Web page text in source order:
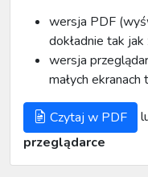
wersja PDF
dokładnie tak
wersja
małych
Czytaj w PDF
przeglądarce